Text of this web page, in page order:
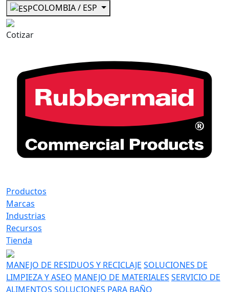
COLOMBIA / ESP
Cotizar
Productos
Marcas
Industrias
Recursos
Tienda
MANEJO DE RESIDUOS Y RECICLAJE SOLUCIONES DE
LIMPIEZA Y ASEO MANEJO DE MATERIALES SERVICIO DE
ALIMENTOS SOLUCIONES PARA BAÑO